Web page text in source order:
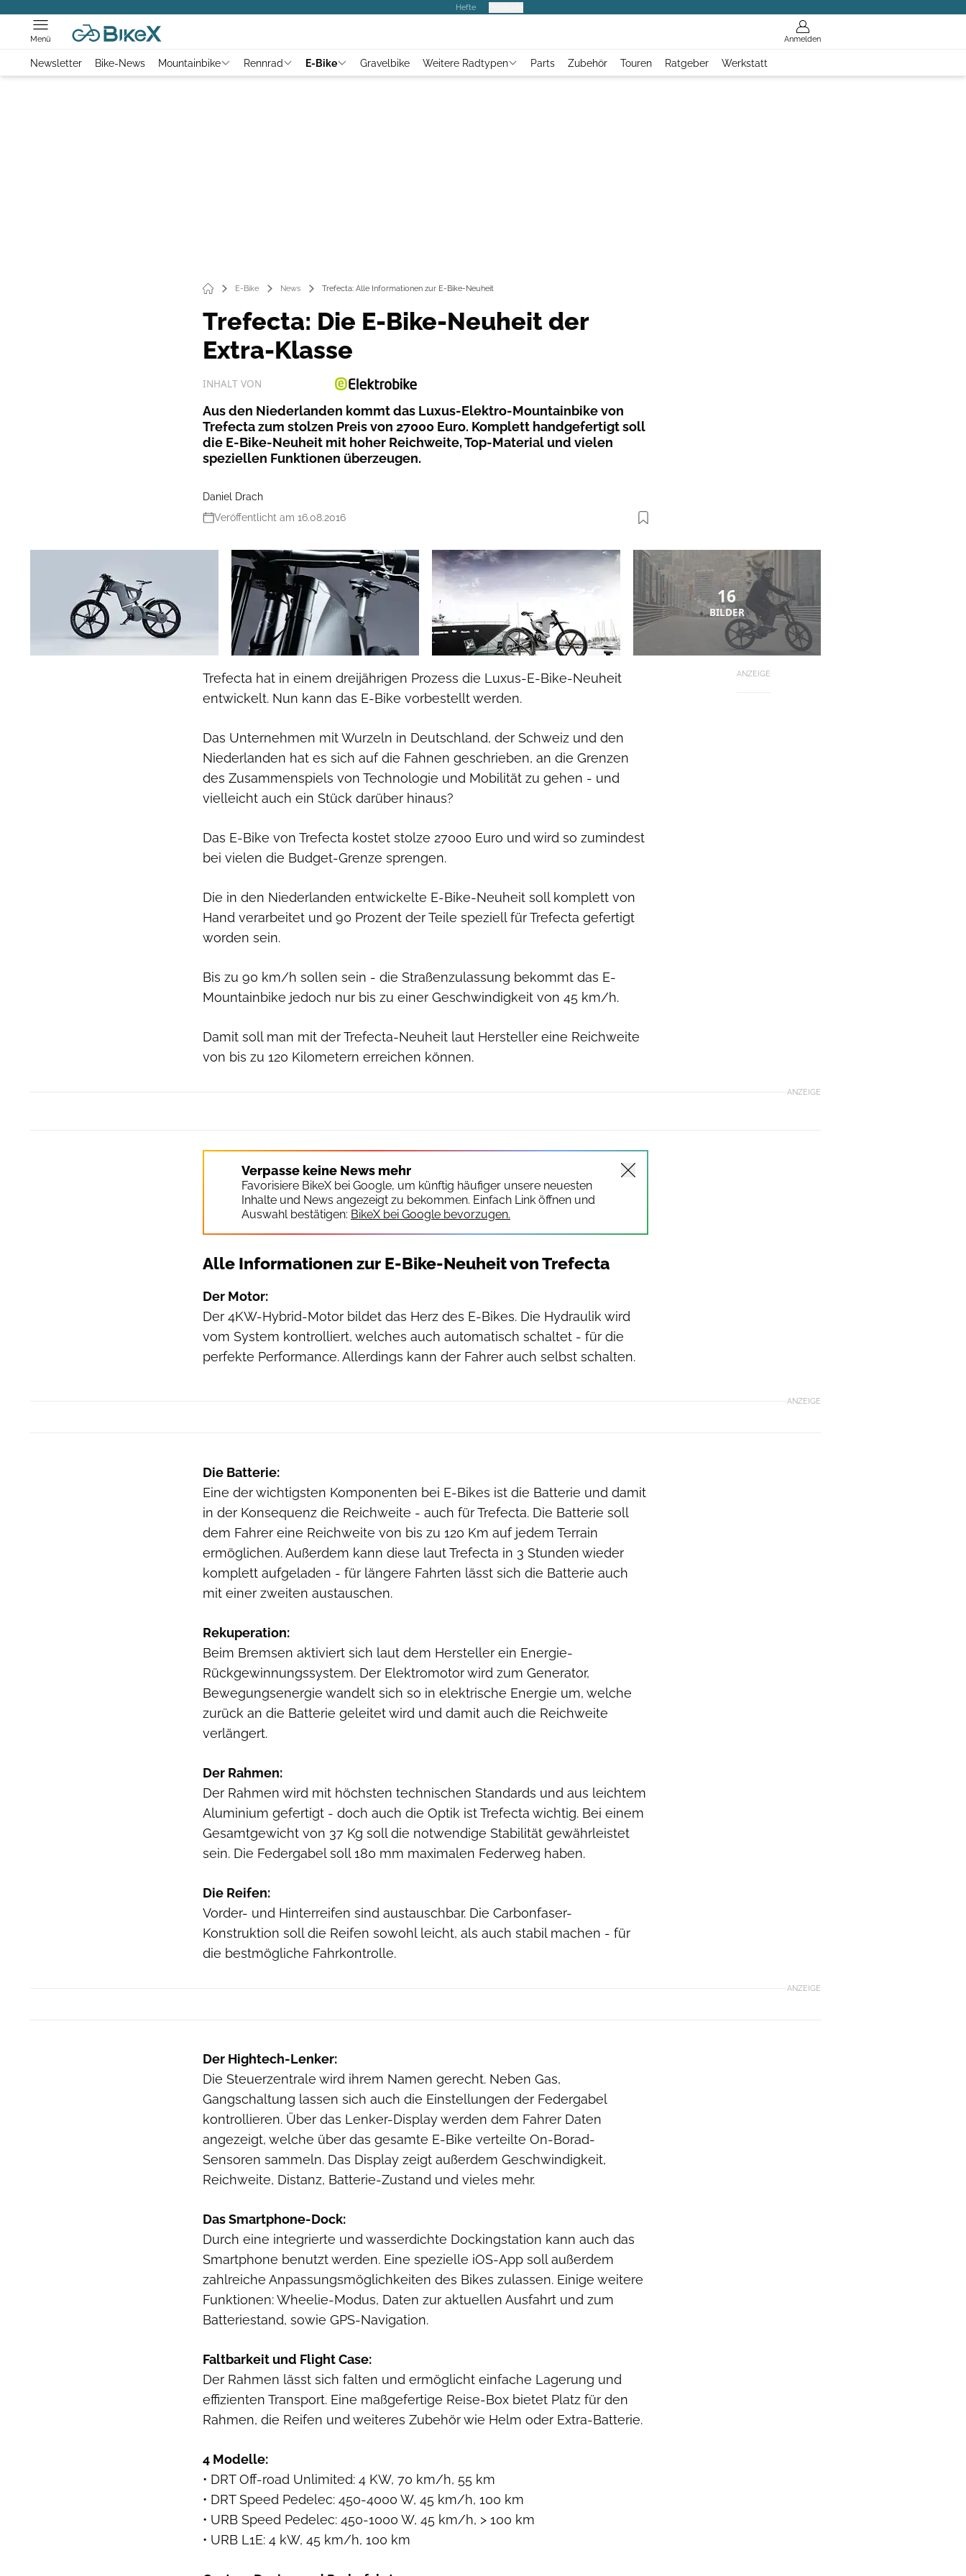
Hefte
Anmelden
Menü
Newsletter Bike-News Mountainbike Rennrad E-Bike Gravelbike Weitere Radtypen Parts Zubehör Touren Ratgeber Werkstatt
E-Bike News Trefecta: Alle Informationen zur E-Bike-Neuheit
Trefecta: Die E-Bike-Neuheit der
Extra-Klasse
INHALT VON
Aus den Niederlanden kommt das Luxus-Elektro-Mountainbike von
Trefecta zum stolzen Preis von 27000 Euro. Komplett handgefertigt soll
die E-Bike-Neuheit mit hoher Reichweite, Top-Material und vielen
speziellen Funktionen überzeugen.
Daniel Drach
Veröffentlicht am 16.08.2016
16
BILDER
ANZEIGE
Trefecta hat in einem dreijährigen Prozess die Luxus-E-Bike-Neuheit
entwickelt. Nun kann das E-Bike vorbestellt werden.
Das Unternehmen mit Wurzeln in Deutschland, der Schweiz und den
Niederlanden hat es sich auf die Fahnen geschrieben, an die Grenzen
des Zusammenspiels von Technologie und Mobilität zu gehen - und
vielleicht auch ein Stück darüber hinaus?
Das E-Bike von Trefecta kostet stolze 27000 Euro und wird so zumindest
bei vielen die Budget-Grenze sprengen.
Die in den Niederlanden entwickelte E-Bike-Neuheit soll komplett von
Hand verarbeitet und 90 Prozent der Teile speziell für Trefecta gefertigt
worden sein.
Bis zu 90 km/h sollen sein - die Straßenzulassung bekommt das E-
Mountainbike jedoch nur bis zu einer Geschwindigkeit von 45 km/h.
Damit soll man mit der Trefecta-Neuheit laut Hersteller eine Reichweite
von bis zu 120 Kilometern erreichen können.
ANZEIGE
Verpasse keine News mehr
Favorisiere BikeX bei Google, um künftig häufiger unsere neuesten
Inhalte und News angezeigt zu bekommen. Einfach Link öffnen und
Auswahl bestätigen: BikeX bei Google bevorzugen.
Alle Informationen zur E-Bike-Neuheit von Trefecta
Der Motor:
Der 4KW-Hybrid-Motor bildet das Herz des E-Bikes. Die Hydraulik wird
vom System kontrolliert, welches auch automatisch schaltet - für die
perfekte Performance. Allerdings kann der Fahrer auch selbst schalten.
ANZEIGE
Die Batterie:
Eine der wichtigsten Komponenten bei E-Bikes ist die Batterie und damit
in der Konsequenz die Reichweite - auch für Trefecta. Die Batterie soll
dem Fahrer eine Reichweite von bis zu 120 Km auf jedem Terrain
ermöglichen. Außerdem kann diese laut Trefecta in 3 Stunden wieder
komplett aufgeladen - für längere Fahrten lässt sich die Batterie auch
mit einer zweiten austauschen.
Rekuperation:
Beim Bremsen aktiviert sich laut dem Hersteller ein Energie-
Rückgewinnungssystem. Der Elektromotor wird zum Generator,
Bewegungsenergie wandelt sich so in elektrische Energie um, welche
zurück an die Batterie geleitet wird und damit auch die Reichweite
verlängert.
Der Rahmen:
Der Rahmen wird mit höchsten technischen Standards und aus leichtem
Aluminium gefertigt - doch auch die Optik ist Trefecta wichtig. Bei einem
Gesamtgewicht von 37 Kg soll die notwendige Stabilität gewährleistet
sein. Die Federgabel soll 180 mm maximalen Federweg haben.
Die Reifen:
Vorder- und Hinterreifen sind austauschbar. Die Carbonfaser-
Konstruktion soll die Reifen sowohl leicht, als auch stabil machen - für
die bestmögliche Fahrkontrolle.
ANZEIGE
Der Hightech-Lenker:
Die Steuerzentrale wird ihrem Namen gerecht. Neben Gas,
Gangschaltung lassen sich auch die Einstellungen der Federgabel
kontrollieren. Über das Lenker-Display werden dem Fahrer Daten
angezeigt, welche über das gesamte E-Bike verteilte On-Borad-
Sensoren sammeln. Das Display zeigt außerdem Geschwindigkeit,
Reichweite, Distanz, Batterie-Zustand und vieles mehr.
Das Smartphone-Dock:
Durch eine integrierte und wasserdichte Dockingstation kann auch das
Smartphone benutzt werden. Eine spezielle iOS-App soll außerdem
zahlreiche Anpassungsmöglichkeiten des Bikes zulassen. Einige weitere
Funktionen: Wheelie-Modus, Daten zur aktuellen Ausfahrt und zum
Batteriestand, sowie GPS-Navigation.
Faltbarkeit und Flight Case:
Der Rahmen lässt sich falten und ermöglicht einfache Lagerung und
effizienten Transport. Eine maßgefertige Reise-Box bietet Platz für den
Rahmen, die Reifen und weiteres Zubehör wie Helm oder Extra-Batterie.
4 Modelle:
• DRT Off-road Unlimited: 4 KW, 70 km/h, 55 km
• DRT Speed Pedelec: 450-4000 W, 45 km/h, 100 km
• URB Speed Pedelec: 450-1000 W, 45 km/h, > 100 km
• URB L1E: 4 kW, 45 km/h, 100 km